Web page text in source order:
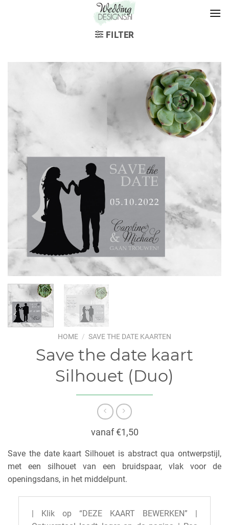
FILTER
HOME / SAVE THE DATE KAARTEN
Save the date kaart
Silhouet (Duo)
vanaf €1,50
Save the date kaart Silhouet is abstract qua ontwerpstijl,
met een silhouet van een bruidspaar, vlak voor de
openingsdans, in het middelpunt.
| Klik op “DEZE KAART BEWERKEN” |